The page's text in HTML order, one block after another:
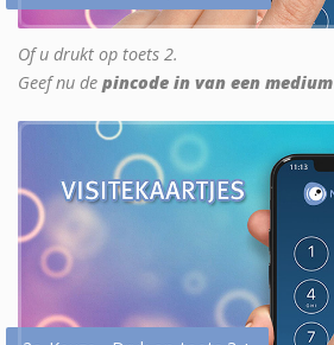
Of u drukt op toets 2.
Geef nu de pincode in van een medium